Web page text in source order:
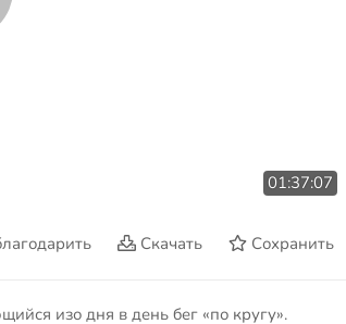
01:37:07
Скачать Сохранить
изо дня в день бег «по кругу».